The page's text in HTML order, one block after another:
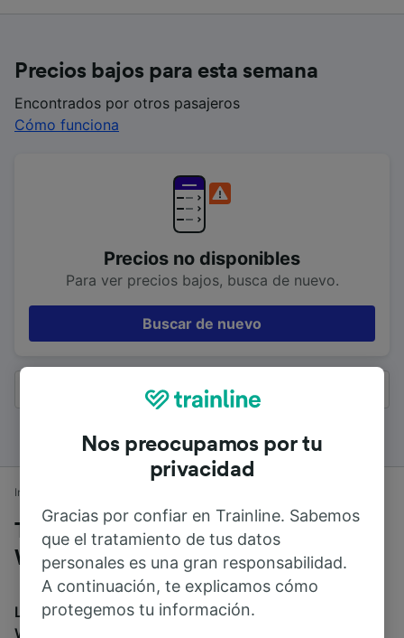
Precios bajos para esta semana
Encontrados por otros pasajeros
Cómo funciona
Precios no disponibles
Para ver precios bajos, busca de nuevo.
Buscar de nuevo
Todos los resultados
Inicio
Trenes desde Mánchester a
Wolverhampton
La duración media de viaje en tren entre Mánchester y
Wolverhampton es de 1h 14min. El tren más veloz de
Nos preocupamos por tu
privacidad
Gracias por confiar en Trainline. Sabemos
que el tratamiento de tus datos
personales es una gran responsabilidad.
A continuación, te explicamos cómo
protegemos tu información.